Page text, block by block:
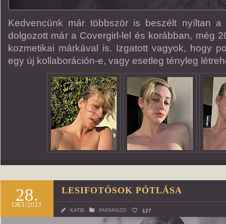
Kedvencünk már többször is beszélt nyíltan
dolgozott már a Covergirl-lel és korábban, még
kozmetikai márkával is. Izgatott vagyok, hogy
egy új kollaboráción-e, vagy esetleg tényleg
28.
OKT/2023
LESIFOTÓSOK PÓTLÁSA
KATIE PAPARAZZI 127